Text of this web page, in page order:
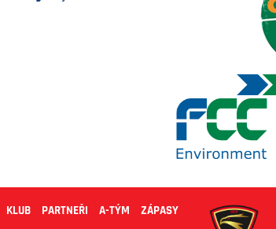
KLUB PARTNEŘI A-TÝM ZÁPASY